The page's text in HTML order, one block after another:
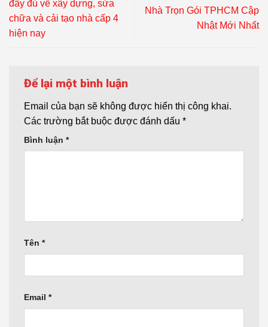
đầy đủ về xây dựng, sửa
chữa và cải tạo nhà cấp 4
hiện nay
Nhà Trọn Gói TPHCM Cập
Nhật Mới Nhất
Để lại một bình luận
Email của bạn sẽ không được hiển thị công khai.
Các trường bắt buộc được đánh dấu *
Bình luận *
Tên *
Email *